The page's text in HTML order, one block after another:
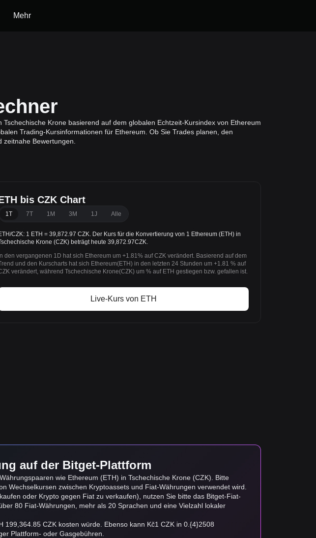
Mehr
Krone basierend auf dem globalen Echtzeit-Kursindex von Ethereum
Trading-Kursinformationen für Ethereum. Ob Sie Trades planen, den
Bewertungen.
bis CZK Chart
1T 7T 1M 3M 1J Alle
CZK: 1 ETH = 39,872.97 CZK. Der Kurs für die Konvertierung von 1 Ethereum (ETH) in
Krone (CZK) beträgt heute 39,872.97CZK.
In den vergangenen 1D hat sich Ethereum um +1.81% auf CZK verändert. Basierend auf dem
und den Kurscharts hat sich Ethereum(ETH) in den letzten 24 Stunden um +1.81 % auf
verändert, während Tschechische Krone(CZK) um % auf ETH gestiegen bzw. gefallen ist.
Live-Kurs von ETH
auf der Bitget-Plattform
wie Ethereum (ETH) in Tschechische Krone (CZK). Bitte
Wechselkursen zwischen Kryptoassets und Fiat-Währungen verwendet wird.
oder Krypto gegen Fiat zu verkaufen), nutzen Sie bitte das Bitget-Fiat-
80 Fiat-Währungen, mehr als 20 Sprachen und eine Vielzahl lokaler
CZK kosten würde. Ebenso kann Kč1 CZK in 0.{4}2508
Plattform- oder Gasgebühren.